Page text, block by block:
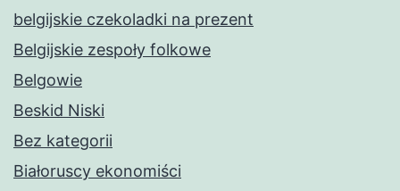
belgijskie czekoladki na prezent
Belgijskie zespoły folkowe
Belgowie
Beskid Niski
Bez kategorii
Białoruscy ekonomiści